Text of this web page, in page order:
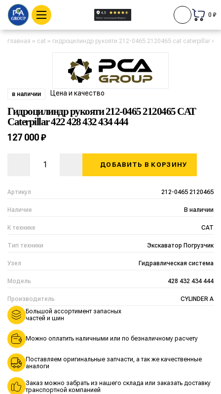
0 ₽
главная » cat » гидроцилиндр рукояти 212-0465 2120465 cat caterpillar
в наличии Цена и качество
Гидроцилиндр рукояти 212-0465 2120465 CAT
Caterpillar 422 428 432 434 444
Артикул 212-0465 2120465
Наличие В наличии
К технике CAT
Тип техники Экскаватор Погрузчик
Узел Гидравлическая система
Модель 428 432 434 444
Производитель CYLINDER A
127 000 ₽
ДОБАВИТЬ В КОРЗИНУ
Большой ассортимент запасных
частей и шин
Можно оплатить наличными или по безналичному расчету
Поставляем оригинальные запчасти, а так же качественные
аналоги
Заказ можно забрать из нашего склада или заказать доставку
транспортной компанией